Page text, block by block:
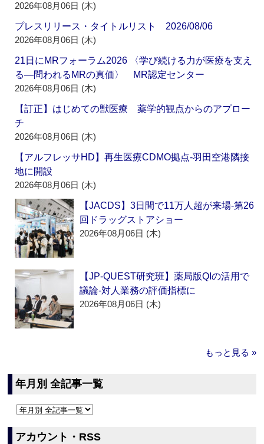
2026年08月06日 (木)
プレスリリース・タイトルリスト 2026/08/06
2026年08月06日 (木)
21日にMRフォーラム2026 〈学び続ける力が医療を支え
る―問われるMRの真価〉 MR認定センター
2026年08月06日 (木)
【訂正】はじめての獣医療 薬学的観点からのアプロー
チ
2026年08月06日 (木)
【アルフレッサHD】再生医療CDMO拠点‐羽田空港隣接
地に開設
2026年08月06日 (木)
【JACDS】3日間で11万人超が来場‐第26
回ドラッグストアショー
2026年08月06日 (木)
【JP-QUEST研究班】薬局版QIの活用で
議論‐対人業務の評価指標に
2026年08月06日 (木)
もっと見る »
年月別 全記事一覧
アカウント・RSS